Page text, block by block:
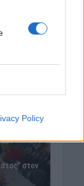
Policy
πρέπει